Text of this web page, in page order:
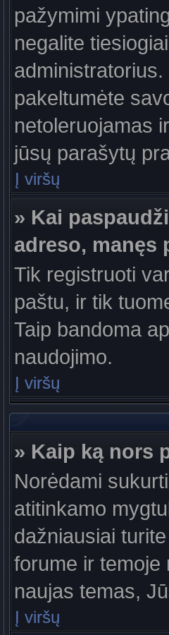
pažymimi
negalite
pakeltumėte
netoleruojamas
jūsų parašytų
Į viršų
» Kai
adreso, manęs
Tik registruoti
paštu, ir tik
Taip bandoma
naudojimo.
Į viršų
» Kaip ką nors
Norėdami
atitinkamo
dažniausiai
forume ir temoje
naujas temas,
Į viršų